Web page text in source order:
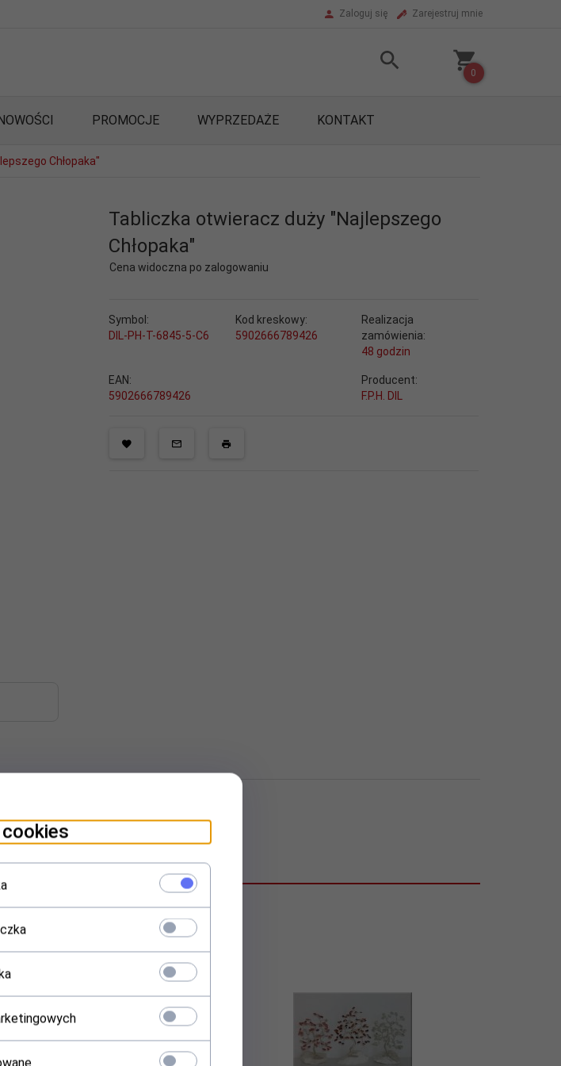
Zaloguj się Zarejestruj mnie
0
PROMOCJE WYPRZEDAŻE KONTAKT
Chłopaka"
Tabliczka otwieracz duży "Najlepszego
Chłopaka"
Cena widoczna po zalogowaniu
Symbol:
DIL-PH-T-6845-5-C6
Kod kreskowy:
5902666789426
Realizacja
zamówienia:
48 godzin
EAN:
5902666789426
Producent:
F.P.H. DIL